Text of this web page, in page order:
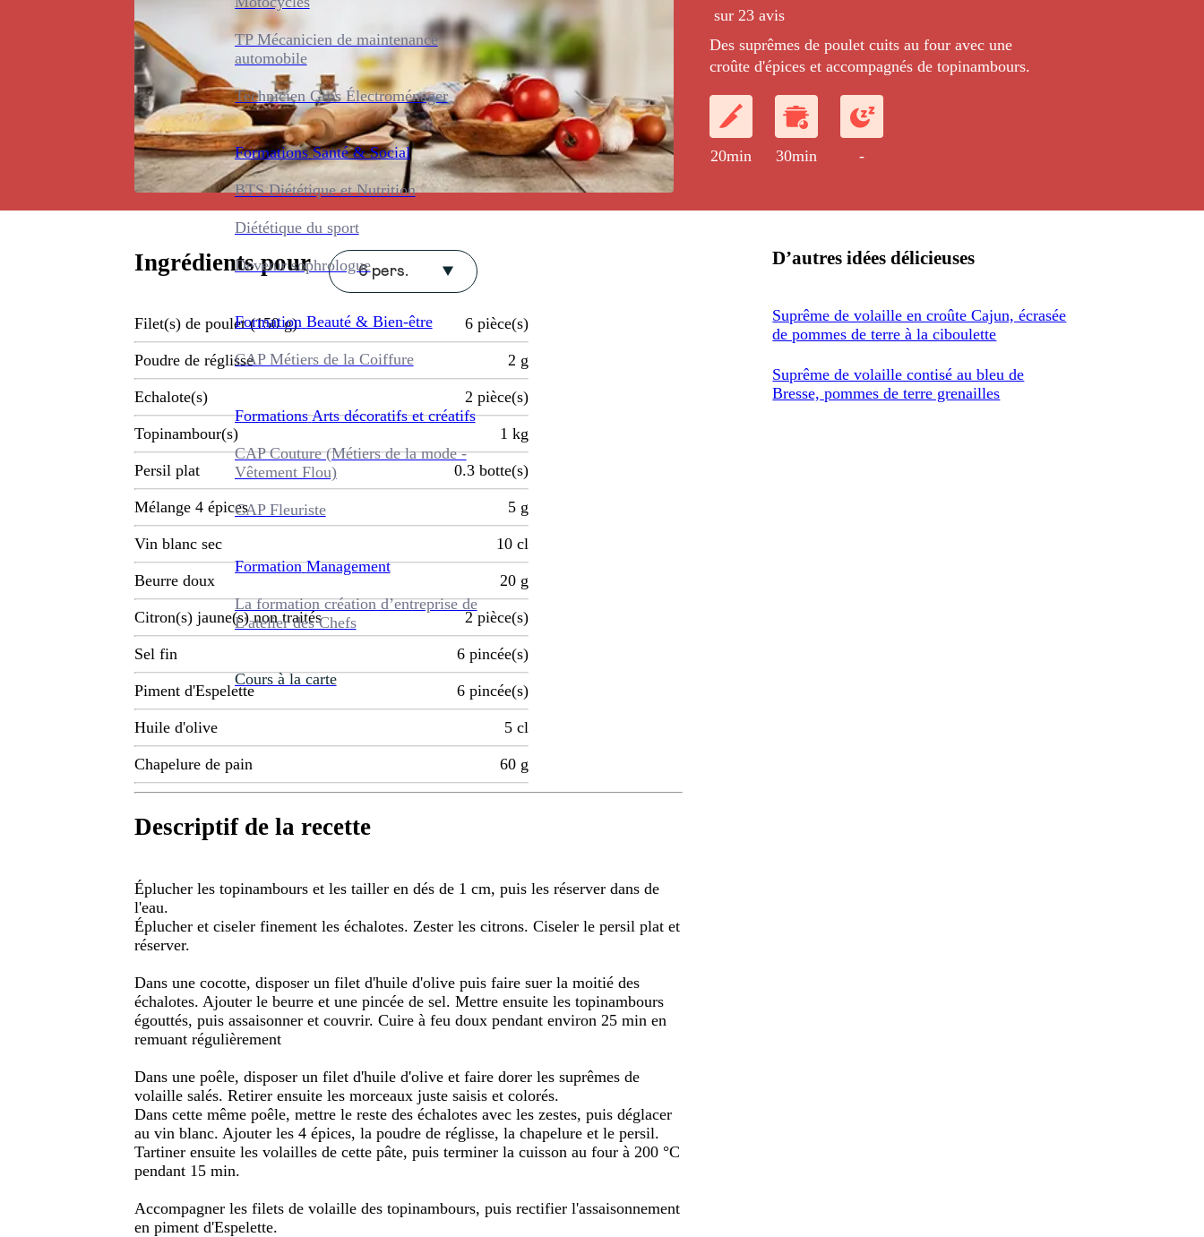
TP Mécanicien de maintenance
automobile
Technicien Gros Électroménager
Formations Santé & Social
BTS Diététique et Nutrition
Diététique du sport
Devenir sophrologue
Formation Beauté & Bien-être
CAP Métiers de la Coiffure
Formations Arts décoratifs et créatifs
CAP Couture (Métiers de la mode -
Vêtement Flou)
CAP Fleuriste
Formation Management
La formation création d’entreprise de
L’atelier des Chefs
Cours à la carte
sur 23 avis
Des suprêmes de poulet cuits au four avec une
croûte d'épices et accompagnés de topinambours.
20min 30min -
Ingrédients pour 6 pers.
Filet(s) de poulet (150 g) 6 pièce(s)
Poudre de réglisse 2 g
Echalote(s) 2 pièce(s)
Topinambour(s) 1 kg
Persil plat 0.3 botte(s)
Mélange 4 épices 5 g
Vin blanc sec 10 cl
Beurre doux 20 g
Citron(s) jaune(s) non traités 2 pièce(s)
Sel fin 6 pincée(s)
Piment d'Espelette 6 pincée(s)
Huile d'olive 5 cl
Chapelure de pain 60 g
Descriptif de la recette
Éplucher les topinambours et les tailler en dés de 1 cm, puis les réserver dans de
l'eau.
Éplucher et ciseler finement les échalotes. Zester les citrons. Ciseler le persil plat et
réserver.
Dans une cocotte, disposer un filet d'huile d'olive puis faire suer la moitié des
échalotes. Ajouter le beurre et une pincée de sel. Mettre ensuite les topinambours
égouttés, puis assaisonner et couvrir. Cuire à feu doux pendant environ 25 min en
remuant régulièrement
Dans une poêle, disposer un filet d'huile d'olive et faire dorer les suprêmes de
volaille salés. Retirer ensuite les morceaux juste saisis et colorés.
Dans cette même poêle, mettre le reste des échalotes avec les zestes, puis déglacer
au vin blanc. Ajouter les 4 épices, la poudre de réglisse, la chapelure et le persil.
Tartiner ensuite les volailles de cette pâte, puis terminer la cuisson au four à 200 °C
pendant 15 min.
Accompagner les filets de volaille des topinambours, puis rectifier l'assaisonnement
en piment d'Espelette.
D’autres idées délicieuses
Suprême de volaille en croûte Cajun, écrasée
de pommes de terre à la ciboulette
Suprême de volaille contisé au bleu de
Bresse, pommes de terre grenailles